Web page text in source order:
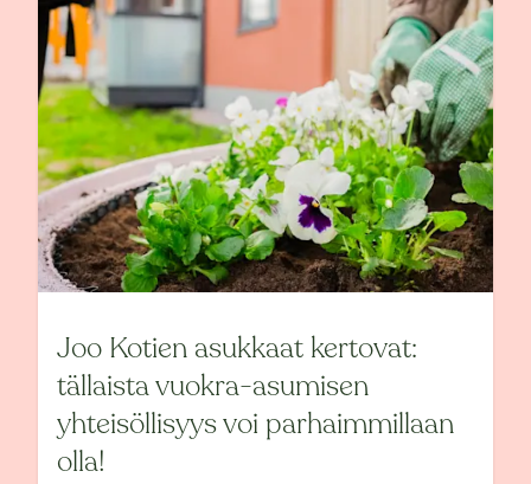
Joo Kotien asukkaat kertovat:
tällaista vuokra-asumisen
yhteisöllisyys voi parhaimmillaan
olla!